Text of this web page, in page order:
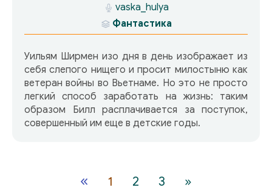
vaska_hulya
Фантастика
Уильям Ширмен изо дня в день изображает из
себя слепого нищего и просит милостыню как
ветеран войны во Вьетнаме. Но это не просто
легкий способ заработать на жизнь: таким
образом Билл расплачивается за поступок,
совершенный им еще в детские годы.
« 1 2 3 »